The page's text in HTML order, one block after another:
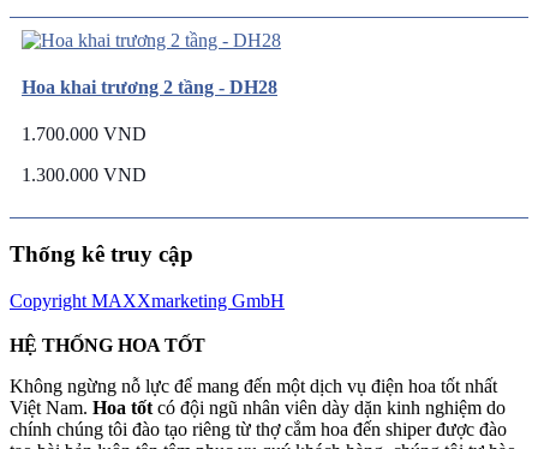
Hoa khai trương 2 tầng - DH28
1.700.000 VND
1.300.000 VND
Thống kê truy cập
Copyright MAXXmarketing GmbH
HỆ THỐNG HOA TỐT
Không ngừng nỗ lực để mang đến một dịch vụ điện hoa tốt nhất
Việt Nam. Hoa tốt có đội ngũ nhân viên dày dặn kinh nghiệm do
chính chúng tôi đào tạo riêng từ thợ cắm hoa đến shiper được đào